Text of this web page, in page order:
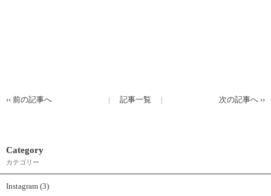
次の記事へ ››
‹‹ 前の記事へ 記事一覧
Category
カテゴリー
Instagram (3)